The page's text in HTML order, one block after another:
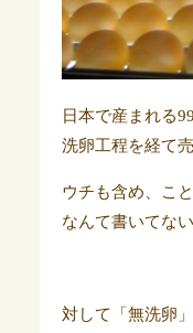
日本で産まれる
洗卵工程を経て
ウチも含め、こ
なんて書いてな
対して「無洗卵